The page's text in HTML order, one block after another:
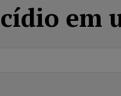
em